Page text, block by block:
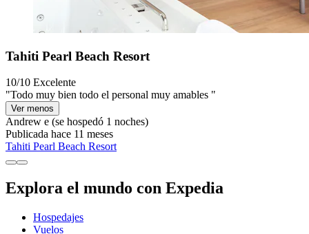
Tahiti Pearl Beach Resort
10/10 Excelente
"Todo muy bien todo el personal muy amables "
Ver menos
Andrew e (se hospedó 1 noches)
Publicada hace 11 meses
Tahiti Pearl Beach Resort
Explora el mundo con Expedia
Hospedajes
Vuelos